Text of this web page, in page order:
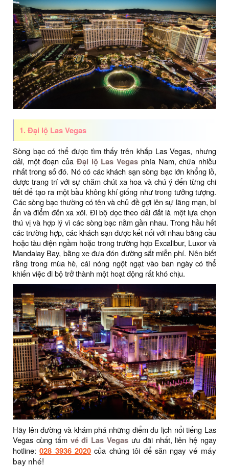
1. Đại lộ Las Vegas
Sòng bạc có thể được tìm thấy trên khắp Las Vegas, nhưng
dải, một đoạn của Đại lộ Las Vegas phía Nam, chứa nhiều
nhất trong số đó. Nó có các khách sạn sòng bạc lớn khổng lồ,
được trang trí với sự chăm chút xa hoa và chú ý đến từng chi
tiết để tạo ra một bầu không khí giống như trong tưởng tượng.
Các sòng bạc thường có tên và chủ đề gợi lên sự lãng mạn, bí
ẩn và điểm đến xa xôi. Đi bộ dọc theo dải đất là một lựa chọn
thú vị và hợp lý vì các sòng bạc nằm gần nhau. Trong hầu hết
các trường hợp, các khách sạn được kết nối với nhau bằng cầu
hoặc tàu điện ngầm hoặc trong trường hợp Excalibur, Luxor và
Mandalay Bay, bằng xe đưa đón đường sắt miễn phí. Nên biết
rằng trong mùa hè, cái nóng ngột ngạt vào ban ngày có thể
khiến việc đi bộ trở thành một hoạt động rất khó chịu.
Hãy lên đường và khám phá những điểm du lịch nổi tiếng Las
Vegas cùng tấm vé đi Las Vegas ưu đãi nhất, liên hệ ngay
hotline:028 3936 2020 của chúng tôi để săn ngay vé máy
bay nhé!